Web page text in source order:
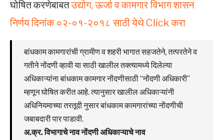
घोषित करणेबाबतउद्योग, ऊर्जा व कामगार विभाग शासन
निर्णय दिनांक ०२-०१-२०१८ साठी येथे Click करा
बांधकाम कामगारांची ग्रामीण व शहरी भागात सहजतेने, तत्परतेने व
गतीने नोंदणी व्हावी या साठी खालील तक्त्यामध्ये दिलेल्या
अधिकाऱ्यांना बांधकाम कामगार नोंदणीसाठी “नोंदणी अधिकारी”
म्हणून घोषित करीत आहे. त्यानुसार खालील अधिकाऱ्यांनी
अधिनियमाच्या तरतूदी नुसार बांधकाम कामगारांच्या नोंदणीची
जबाबदारी पार पाडावी.
अ.क्र. विभागाचे नाव नोंदणी अधिकाऱ्याचे नाव